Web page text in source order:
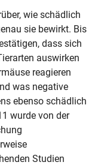
wie schädlich
sie bewirkt. Bis
dass sich
auswirken
reagieren
was negative
ebenso schädlich
wurde von der
Studien